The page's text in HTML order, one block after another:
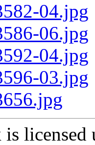
04.jpg
06.jpg
04.jpg
03.jpg
licensed